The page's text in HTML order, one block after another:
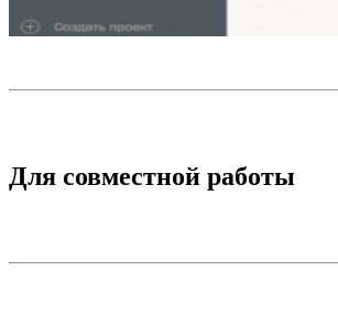
Для совместной работы